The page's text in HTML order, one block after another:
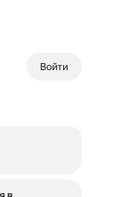
Войти